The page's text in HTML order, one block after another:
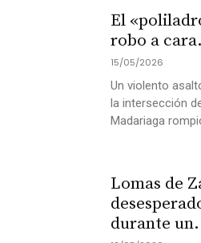
El
robo a
15/05/2026
Un violento
la intersección
Madariaga
Lomas de
durante